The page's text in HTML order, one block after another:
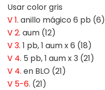
Usar color gris
V 1. anillo mágico 6 pb (6)
V 2. aum (12)
V 3. 1 pb, 1 aum x 6 (18)
V 4. 5 pb, 1 aum x 3 (21)
V 4. en BLO (21)
V 5-6. (21)